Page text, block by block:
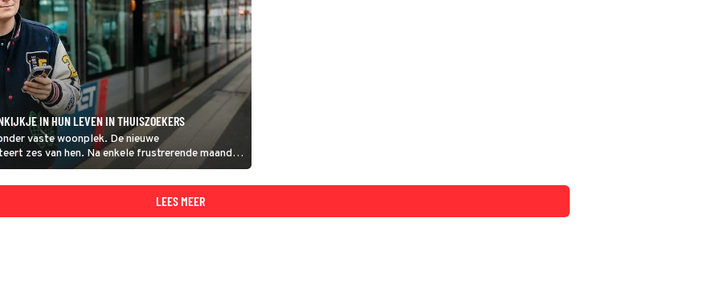
IN HUN LEVEN IN THUISZOEKERS
vaste woonplek. De nieuwe
zes van hen. Na enkele frustrerende maanden
hij op papier weer bestaat.
LEES MEER